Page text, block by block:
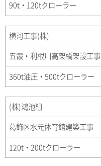
90t・120tクローラー
横河工事(株)
五霞・利根川高架橋架設工事
360t油圧・500tクローラー
(株)鴻池組
葛飾区水元体育館建築工事
120t・200tクローラー